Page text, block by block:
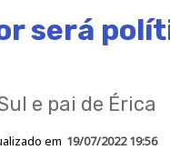
será
e pai de Érica
em 19/07/2022 19:56